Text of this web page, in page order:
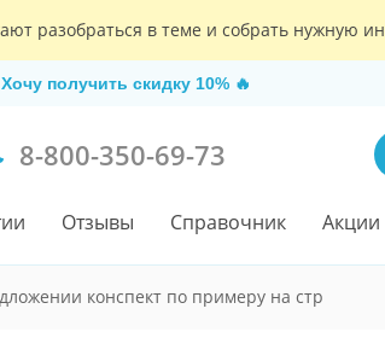
разобраться в теме и собрать
Хочу получить скидку 10% 🔥
8-800-350-69-73
Отзывы Справочник Акции
конспект по примеру на стр